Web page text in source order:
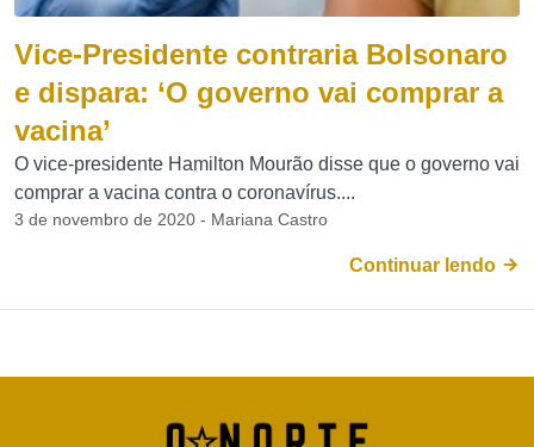
Vice-Presidente contraria Bolsonaro
e dispara: ‘O governo vai comprar a
vacina’
O vice-presidente Hamilton Mourão disse que o governo vai
comprar a vacina contra o coronavírus....
3 de novembro de 2020 - Mariana Castro
Continuar lendo